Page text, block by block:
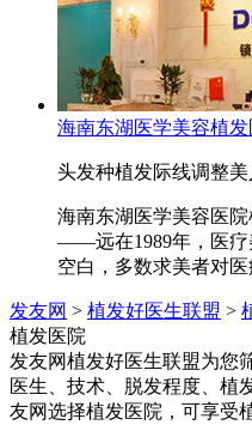
海南东湖医学美容植发
头发种植发际线调整
海南东湖医学美容医
——远在1989年，医疗
空白，多数求美者对医
发友网 > 植发好医生联盟 >
植发医院
发友网植发好医生联盟为您
医生、技术、脱发程度、植
友网选择植发医院，可享受